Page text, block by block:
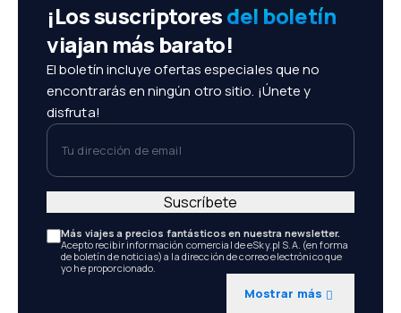
¡Los suscriptoresdel boletín
viajan más barato!
El boletín incluye ofertas especiales que no
encontrarás en ningún otro sitio. ¡Únete y
disfruta!
Tu dirección de email
Más viajes a precios fantásticos en nuestra newsletter.
Acepto recibir información comercial de eSky.pl S.A. (en forma
de boletín de noticias) a la dirección de correo electrónico que
yo he proporcionado.
Mostrar más
Suscríbete